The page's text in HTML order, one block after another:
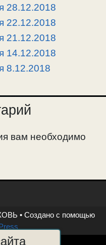
28.12.2018
22.12.2018
21.12.2018
14.12.2018
8.12.2018
вам необходимо
• Создано с помощью